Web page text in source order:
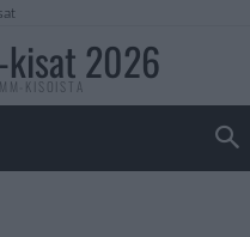
kisat 2026
KISOISTA